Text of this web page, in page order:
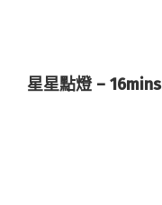
星星點燈 – 16mins